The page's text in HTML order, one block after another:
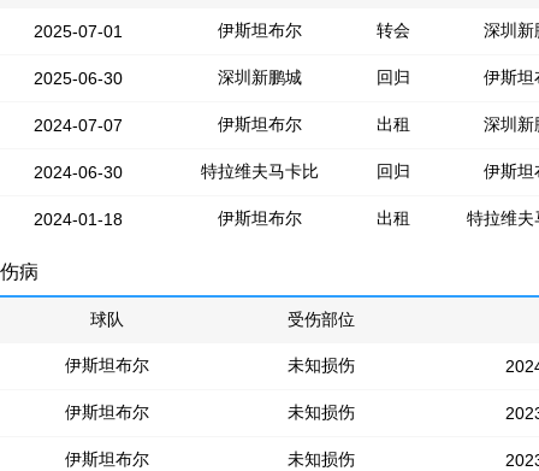
2025-07-01 伊斯坦布尔 转会 深圳新
2025-06-30 深圳新鹏城 回归 伊斯坦
2024-07-07 伊斯坦布尔 出租 深圳新
2024-06-30 特拉维夫马卡比 回归 伊斯坦
2024-01-18 伊斯坦布尔 出租 特拉维夫
伤病
球队 受伤部位
伊斯坦布尔 未知损伤
伊斯坦布尔 未知损伤
伊斯坦布尔 未知损伤